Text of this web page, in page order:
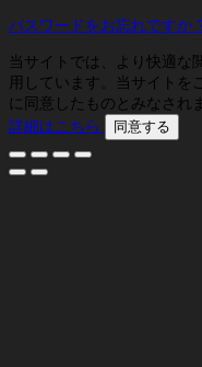
パスワードをお忘れですか
当サイトでは、より快適な
用しています。当サイトを
に同意したものとみなされ
詳細はこちら
同意する